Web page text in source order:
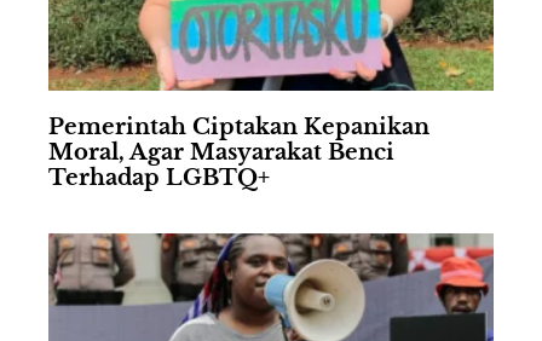
Pemerintah Ciptakan Kepanikan
Moral, Agar Masyarakat Benci
Terhadap LGBTQ+